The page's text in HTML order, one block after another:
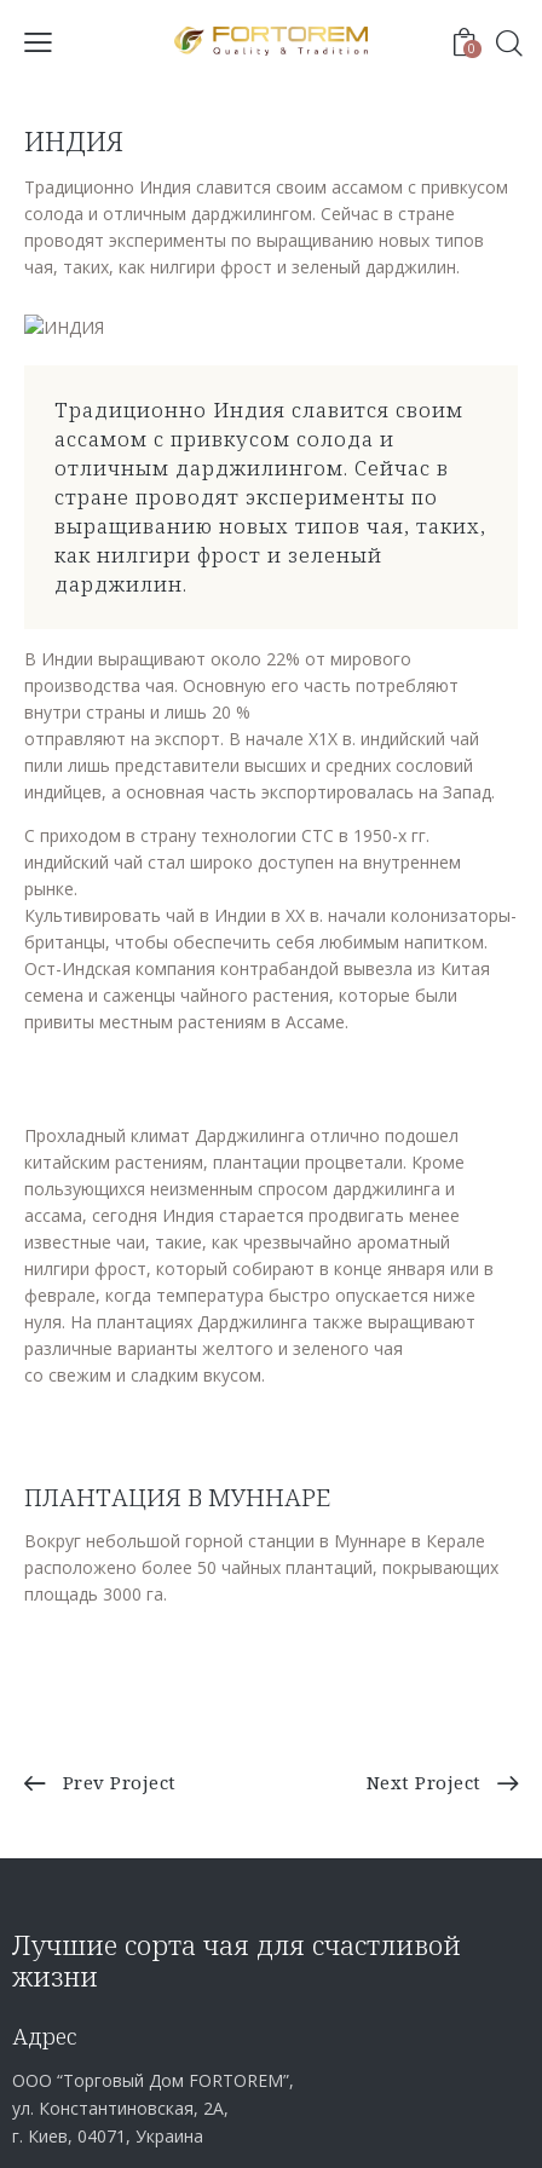
0
ИНДИЯ
Традиционно Индия славится своим ассамом с привкусом
солода и отличным дарджилингом. Сейчас в стране
проводят эксперименты по выращиванию новых типов
чая, таких, как нилгири фрост и зеленый дарджилин.
Традиционно Индия славится своим
ассамом с привкусом солода и
отличным дарджилингом. Сейчас в
стране проводят эксперименты по
выращиванию новых типов чая, таких,
как нилгири фрост и зеленый
дарджилин.
В Индии выращивают около 22% от мирового
производства чая. Основную его часть потребляют
внутри страны и лишь 20 %
отправляют на экспорт. В начале Х1Х в. индийский чай
пили лишь представители высших и средних сословий
индийцев, а основная часть экспортировалась на Запад.
С приходом в страну технологии СТС в 1950-х гг.
индийский чай стал широко доступен на внутреннем
рынке.
Культивировать чай в Индии в ХХ в. начали колонизаторы-
британцы, чтобы обеспечить себя любимым напитком.
Ост-Индская компания контрабандой вывезла из Китая
семена и саженцы чайного растения, которые были
привиты местным растениям в Ассаме.
Прохладный климат Дарджилинга отлично подошел
китайским растениям, плантации процветали. Кроме
пользующихся неизменным спросом дарджилинга и
ассама, сегодня Индия старается продвигать менее
известные чаи, такие, как чрезвычайно ароматный
нилгири фрост, который собирают в конце января или в
феврале, когда температура быстро опускается ниже
нуля. На плантациях Дарджилинга также выращивают
различные варианты желтого и зеленого чая
со свежим и сладким вкусом.
ПЛАНТАЦИЯ В МУННАРЕ
Вокруг небольшой горной станции в Муннаре в Керале
расположено более 50 чайных плантаций, покрывающих
площадь 3000 га.
Prev Project Next Project
Лучшие сорта чая для счастливой
жизни
Адрес
ООО “Торговый Дом FORTOREM”,
ул. Константиновская, 2А,
г. Киев, 04071, Украина